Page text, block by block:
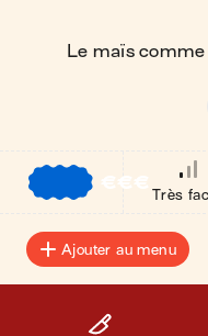
Le maïs
€€€
Très
Ajouter au menu